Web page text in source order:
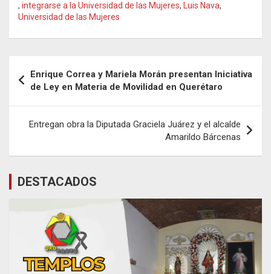
, integrarse a la Universidad de las Mujeres, Luis Nava,
Universidad de las Mujeres
de
entradas
Enrique Correa y Mariela Morán presentan Iniciativa
de Ley en Materia de Movilidad en Querétaro
Entregan obra la Diputada Graciela Juárez y el alcalde
Amarildo Bárcenas
DESTACADOS